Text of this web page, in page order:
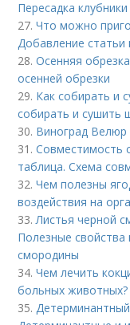
Пересадка
27.Что можно
Добавление
28.Осенняя
осенней обрезки
29. Как собирать и
собирать и сушить
30. Виноград Велюр
31.Совместимость
таблица. Схема
32.Чем полезны
воздействия на
33. Листья черной
Полезные свойства
смородины
34.Чем лечить
больных животных?
35.